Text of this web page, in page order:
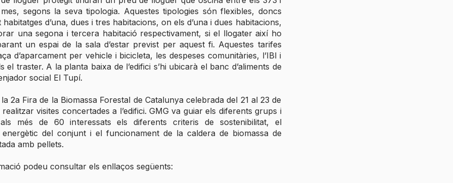
segons la seva tipologia. Aquestes tipologies són flexibles, doncs
habitatges d’una, dues i tres habitacions, on els d’una i dues habitacions,
una segona i tercera habitació respectivament, si el llogater així ho
un espai de la sala d’estar previst per aquest fi. Aquestes tarifes
d’aparcament per vehicle i bicicleta, les despeses comunitàries, l’IBI i
el traster. A la planta baixa de l’edifici s’hi ubicarà el banc d’aliments de
social El Tupí.
2a Fira de la Biomassa Forestal de Catalunya celebrada del 21 al 23 de
visites concertades a l’edifici. GMG va guiar els diferents grups i
més de 60 interessats els diferents criteris de sostenibilitat, el
del conjunt i el funcionament de la caldera de biomassa de
amb pellets.
podeu consultar els enllaços següents: